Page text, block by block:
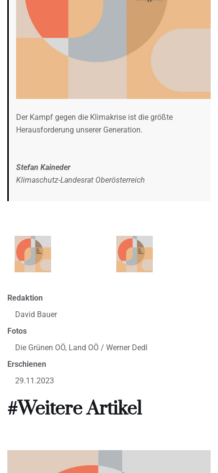
Der Kampf gegen die Klimakrise ist die größte
Herausforderung unserer Generation.
Stefan Kaineder
Klimaschutz-Landesrat Oberösterreich
Redaktion
David Bauer
Fotos
Die Grünen OÖ, Land OÖ / Werner Dedl
Erschienen
29.11.2023
#Weitere Artikel